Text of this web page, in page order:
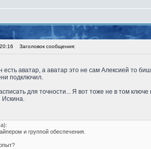
Заголовок сообщения:
есть аватар, а аватар это не сам Алексией то
подключил.
для точности... Я вот тоже не в том ключе
Искина.
и группой обеспечения.